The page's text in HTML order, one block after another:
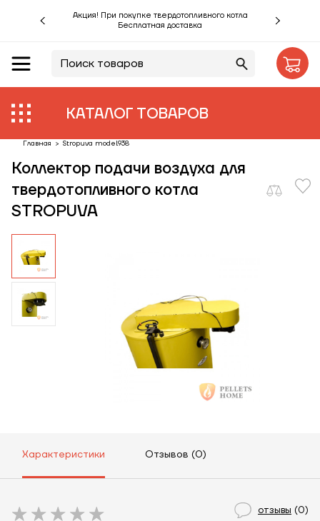
Акция! При покупке твердотопливного котла
Бесплатная доставка
КАТАЛОГ ТОВАРОВ
Акции %
Производители
Объекты
Монтаж
Клиентам
Статьи
Контакты
Главная > Stropuva model938
Коллектор подачи воздуха для
твердотопливного котла
STROPUVA
Характеристики Отзывов (0)
отзывы (0)